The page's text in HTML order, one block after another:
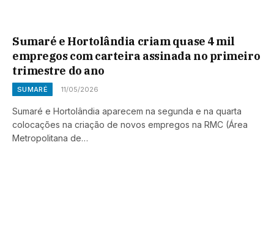
Sumaré e Hortolândia criam quase 4 mil
empregos com carteira assinada no primeiro
trimestre do ano
SUMARÉ 11/05/2026
Sumaré e Hortolândia aparecem na segunda e na quarta
colocações na criação de novos empregos na RMC (Área
Metropolitana de…